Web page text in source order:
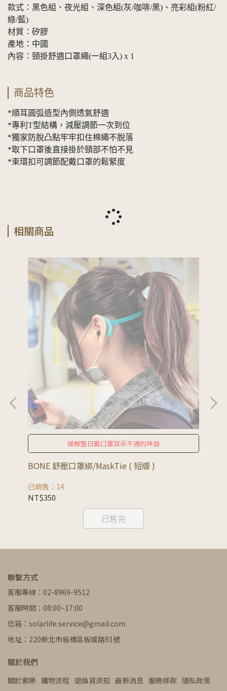
款式：黑色組、夜光組、深色組(灰/咖啡/黑)、亮彩組(粉紅/
綠/藍)
材質：矽膠
產地：中國
內容：頸掛舒適口罩繩(一組3入) x 1
商品特色
*順耳圓弧造型內側透氣舒適
*專利T型結構，減壓調節一次到位
*獨家防脫凸點牢牢扣住棉繩不脫落
*取下口罩後直接掛於頸部不怕不見
*束環扣可調節配戴口罩的鬆緊度
相關商品
緩解整日戴口罩耳朵不適的神器
BONE 舒壓口罩綁/MaskTie ( 短版 )
已銷售：14
NT$350
已售完
聯繫方式
客服專線：02-8969-9512
客服時間：08:00~17:00
信箱：solarlife.service@gmail.com
地址：220新北市板橋區板城路91號
關於我們
關於索樂 購物流程 退換貨須知 最新消息 服務條款 隱私政策